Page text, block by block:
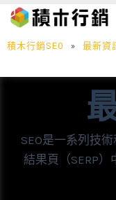
至
主
內
積木行銷SEO » 最新資
SEO是一系列技
結果頁（SERP